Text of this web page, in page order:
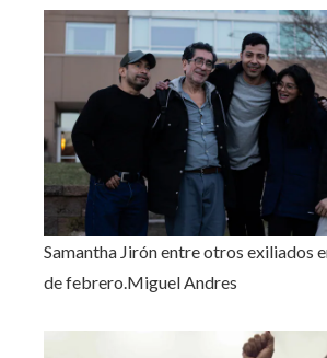
Samantha Jirón entre otros exiliados
de febrero.Miguel Andres